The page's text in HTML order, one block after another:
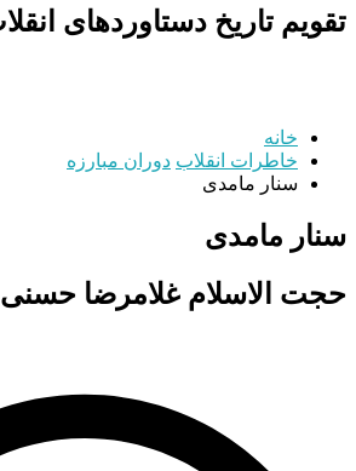
تقویم تاریخ دستاوردهای
خانه
خاطرات انقلاب دوران مبارزه
سنار مامدی
سنار مامدی
حجت‌ الاسلام غلامرضا